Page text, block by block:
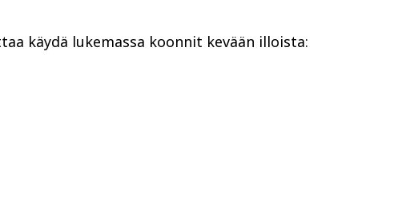
käydä lukemassa koonnit kevään illoista: